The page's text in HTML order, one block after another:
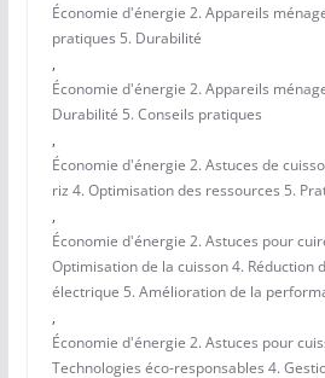
Économie d'énergie 2. Appareils
pratiques 5. Durabilité
,
Économie d'énergie 2. Appareils
Durabilité 5. Conseils pratiques
,
Économie d'énergie 2. Astuces de
riz 4. Optimisation des ressources 5.
,
Économie d'énergie 2. Astuces pour
Optimisation de la cuisson 4. Réduction
électrique 5. Amélioration de la
,
Économie d'énergie 2. Astuces pour
Technologies éco-responsables 4.